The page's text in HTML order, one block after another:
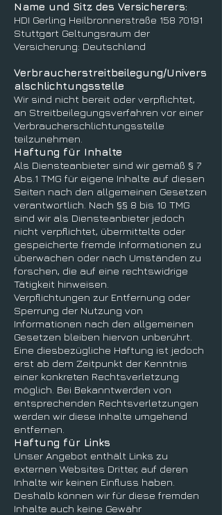
Name und Sitz des Versicherers:
HDI Gerling Heilbronnerstraße 158 70191
Stuttgart Geltungsraum der
Versicherung: Deutschland
Verbraucherstreitbeilegung/Univers
alschlichtungsstelle
Wir sind nicht bereit oder verpflichtet,
an Streitbeilegungsverfahren vor einer
Verbraucherschlichtungsstelle
teilzunehmen.
Haftung für Inhalte
Als Diensteanbieter sind wir gemäß § 7
Abs.1 TMG für eigene Inhalte auf diesen
Seiten nach den allgemeinen Gesetzen
verantwortlich. Nach §§ 8 bis 10 TMG
sind wir als Diensteanbieter jedoch
nicht verpflichtet, übermittelte oder
gespeicherte fremde Informationen zu
überwachen oder nach Umständen zu
forschen, die auf eine rechtswidrige
Tätigkeit hinweisen.
Verpflichtungen zur Entfernung oder
Sperrung der Nutzung von
Informationen nach den allgemeinen
Gesetzen bleiben hiervon unberührt.
Eine diesbezügliche Haftung ist jedoch
erst ab dem Zeitpunkt der Kenntnis
einer konkreten Rechtsverletzung
möglich. Bei Bekanntwerden von
entsprechenden Rechtsverletzungen
werden wir diese Inhalte umgehend
entfernen.
Haftung für Links
Unser Angebot enthält Links zu
externen Websites Dritter, auf deren
Inhalte wir keinen Einfluss haben.
Deshalb können wir für diese fremden
Inhalte auch keine Gewähr